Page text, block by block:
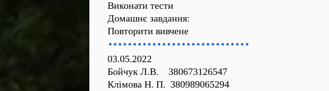
Виконати тести
Домашнє завдання:
Повторити вивчене
03.05.2022
Бойчук Л.В. 380673126547
Клімова Н. П. 380989065294